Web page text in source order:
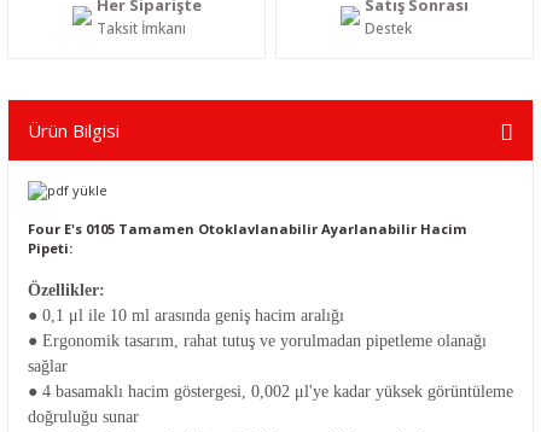
Taksit İmkanı Destek
Ürün Bilgisi
Four E's 0105 Tamamen Otoklavlanabilir Ayarlanabilir Hacim
Pipeti:
Özellikler:
● 0,1 μl ile 10 ml arasında geniş hacim aralığı
● Ergonomik tasarım, rahat tutuş ve yorulmadan pipetleme olanağı
sağlar
● 4 basamaklı hacim göstergesi, 0,002 μl'ye kadar yüksek görüntüleme
doğruluğu sunar